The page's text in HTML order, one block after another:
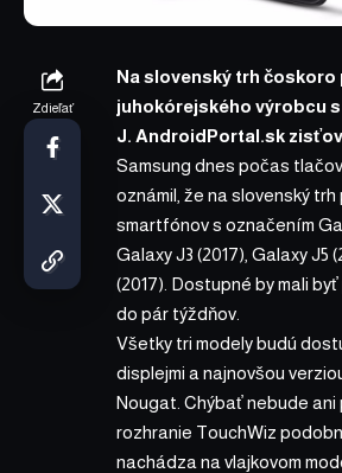
Zdieľať
Na slovenský trh
juhokórejského výrobcu
J. AndroidPortal.sk
Samsung dnes počas
oznámil, že na slovenský
smartfónov s označením
Galaxy J3 (2017), Galaxy J5
(2017). Dostupné by mali
do pár týždňov.
Všetky tri modely budú
displejmi a najnovšou
Nougat. Chýbať nebude
rozhranie TouchWiz
nachádza na vlajkovom